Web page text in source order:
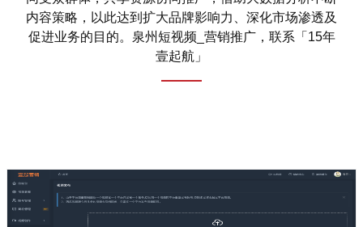
内容策略，以此达到扩大品牌影响力、深化市场渗透及
促进业务的目的。泉州短视频_营销推广，联系「15年
壹起航」